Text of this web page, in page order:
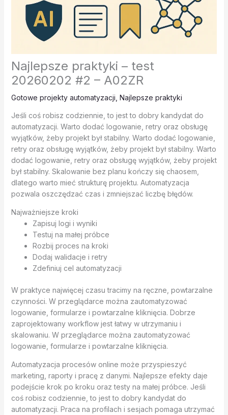
Najlepsze praktyki – test
20260202 #2 – A02ZR
Gotowe projekty automatyzacji Najlepsze praktyki
Jeśli coś robisz codziennie, to jest to dobry kandydat do
automatyzacji. Warto dodać logowanie, retry oraz obsługę
wyjątków, żeby projekt był stabilny. Warto dodać logowanie,
retry oraz obsługę wyjątków, żeby projekt był stabilny. Warto
dodać logowanie, retry oraz obsługę wyjątków, żeby projekt
był stabilny. Skalowanie bez planu kończy się chaosem,
dlatego warto mieć strukturę projektu. Automatyzacja
pozwala oszczędzać czas i zmniejszać liczbę błędów.
Najważniejsze kroki
Zapisuj logi i wyniki
Testuj na małej próbce
Rozbij proces na kroki
Dodaj walidacje i retry
Zdefiniuj cel automatyzacji
W praktyce najwięcej czasu tracimy na ręczne, powtarzalne
czynności. W przeglądarce można zautomatyzować
logowanie, formularze i powtarzalne kliknięcia. Dobrze
zaprojektowany workflow jest łatwy w utrzymaniu i
skalowaniu. W przeglądarce można zautomatyzować
logowanie, formularze i powtarzalne kliknięcia.
Automatyzacja procesów online może przyspieszyć
marketing, raporty i pracę z danymi. Najlepsze efekty daje
podejście krok po kroku oraz testy na małej próbce. Jeśli
coś robisz codziennie, to jest to dobry kandydat do
automatyzacji. Praca na profilach i sesjach pomaga utrzymać